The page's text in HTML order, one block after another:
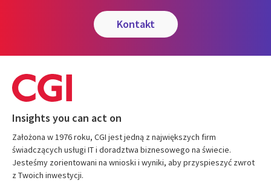
kontakt
Insights you can act on
Założona w 1976 roku, CGI jest jedną z największych firm
świadczących usługi IT i doradztwa biznesowego na świecie.
Jesteśmy zorientowani na wnioski i wyniki, aby przyspieszyć zwrot
z Twoich inwestycji.